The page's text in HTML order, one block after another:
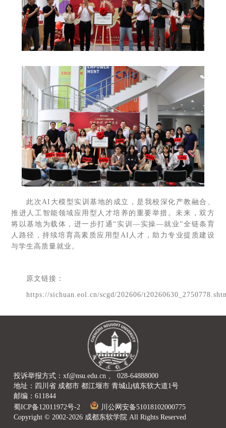
此次AI大模型实训基地的成立，是我校深化产教融合、
推进人工智能领域应用型人才培养的重要举措。未来，双方
将以基地为载体，进一步打通“实训—实操—就业”全链条育
人路径，持续培育高素质应用型AI人才，助力专业提质建设
与学生高质量就业。
原文链接：
https://sichuan.eol.cn/scgd/202606/
投诉举报方式：xf@nsu.edu.cn 、 028-64888000
地址：四川省 成都市 都江堰市 青城山镇东软大道1号
邮编：611844
蜀ICP备12011972号-2
川公网安备51018102000775
Copyright © 2002-2026 成都东软学院 All Rights Reserved